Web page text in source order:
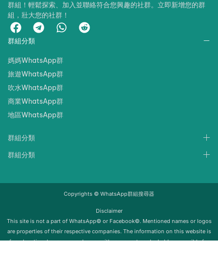
群組！輕鬆探索、加入並聯絡符合您興趣的社群。立即新增您的群
組，壯大您的社群！
群組分類
媽媽WhatsApp群
旅遊WhatsApp群
吹水WhatsApp群
商業WhatsApp群
地區WhatsApp群
群組分類
群組分類
Copyrights © WhatsApp群組搜尋器
Disclaimer
‍‍This site is not a part of WhatsApp© or Facebook©. Mentioned names or logos
are properties of their respective companies. The information on this website is
for educational purposes only; we neither support nor be held responsible for